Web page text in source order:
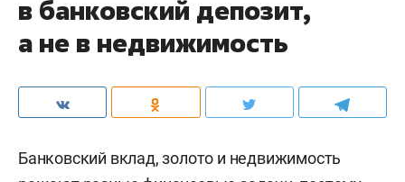
в банковский депозит,
а не в недвижимость
Банковский вклад, золото и недвижимость